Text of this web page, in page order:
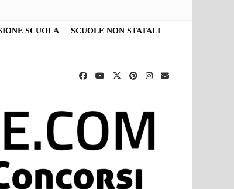
SCUOLA SCUOLE NON STATALI